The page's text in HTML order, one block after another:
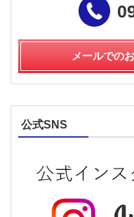
メールでの
公式SNS